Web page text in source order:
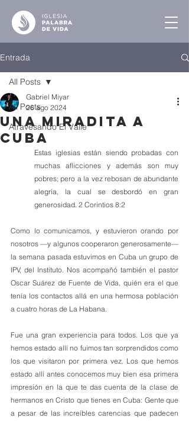
Entrada
All Posts
Atravesando El Valle
All Posts
Una Miradita a
Cuba
Gabriel Miyar
26 ago 2024
Estas iglesias están siendo probadas con
muchas aflicciones y además son muy
pobres; pero a la vez rebosan de abundante
alegría, la cual se desbordó en gran
generosidad. 2 Corintios 8:2
Como lo comunicamos, y estuvieron orando por
nosotros —y algunos cooperaron generosamente—
la semana pasada estuvimos en Cuba un grupo de
IPV, del Instituto. Nos acompañó también el pastor
Oscar Suárez de Fuente de Vida, quién era el que
tenía los contactos allá en una hermosa población
a cuatro horas de La Habana.
Fue una gran experiencia para todos. Los que ya
hemos estado allí no fuimos tan sorprendidos como
los que visitaron por primera vez. Los que hemos
estado allí antes conocemos muy bien esa primera
impresión en la que te das cuenta de la clase de
hermanos en Cristo que tienes en Cuba: Gente que
a pesar de las increíbles carencias que padecen